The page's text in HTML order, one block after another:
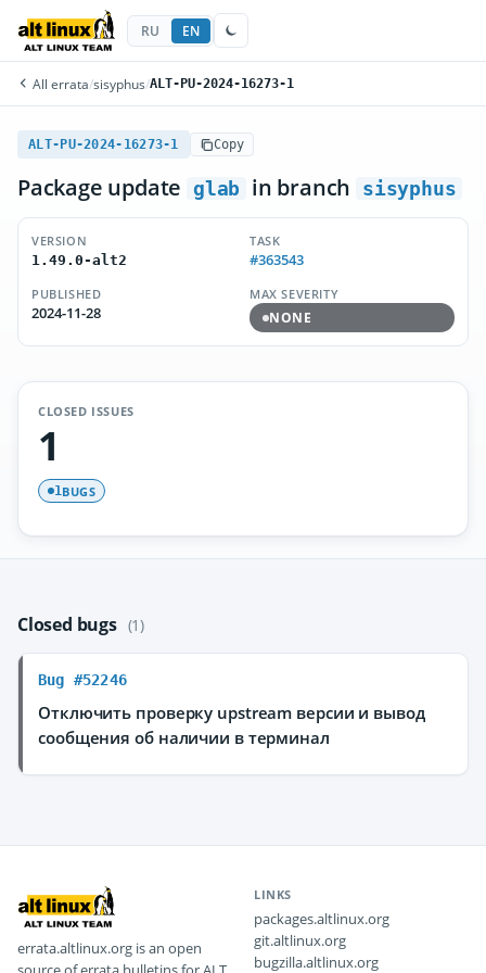
RU EN
All errata/sisyphus/ALT-PU-2024-16273-1
ALT-PU-2024-16273-1 Copy
Package update glab in branch sisyphus
VERSION
1.49.0-alt2
TASK
#363543
PUBLISHED
2024-11-28
MAX SEVERITY
NONE
CLOSED ISSUES
1
1BUGS
Closed bugs (1)
Bug #52246
Отключить проверку upstream версии и вывод
сообщения об наличии в терминал
errata.altlinux.org is an open
LINKS
packages.altlinux.org
git.altlinux.org
bugzilla.altlinux.org